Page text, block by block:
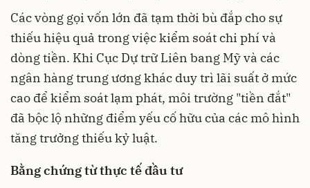
Các vòng gọi vốn lớn đã tạm thời bù đắp cho sự
thiếu hiệu quả trong việc kiểm soát chi phí và
dòng tiền. Khi Cục Dự trữ Liên bang Mỹ và các
ngân hàng trung ương khác duy trì lãi suất ở mức
cao để kiểm soát lạm phát, môi trường "tiền đắt"
đã bộc lộ những điểm yếu cố hữu của các mô hình
tăng trưởng thiếu kỷ luật.
Bằng chứng từ thực tế đầu tư